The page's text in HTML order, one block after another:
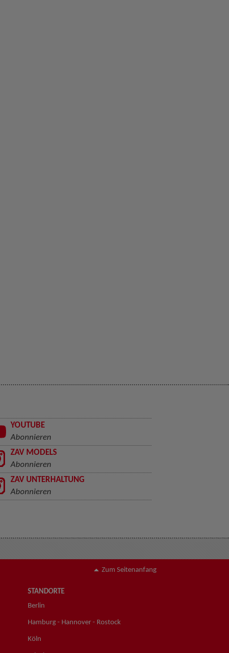
YOUTUBE
Abonnieren
ZAV MODELS
Abonnieren
ZAV UNTERHALTUNG
Abonnieren
Zum Seitenanfang
STANDORTE
Berlin
Hamburg - Hannover - Rostock
Köln